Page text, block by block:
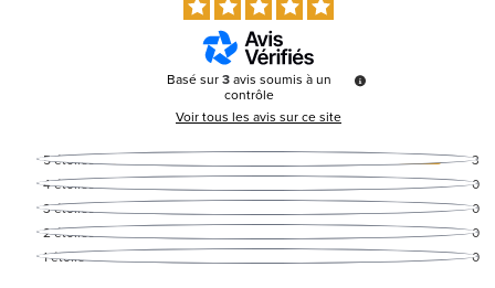
Basé sur3avis soumis à un
contrôle
Voir tous les avis sur ce site
5étoiles
3
4étoiles
0
3étoiles
0
2étoiles
0
1étoile 0